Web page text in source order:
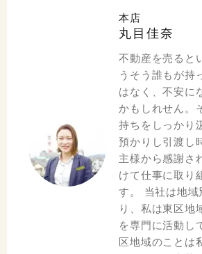
本店
丸目佳奈
不動産を売ると
うそう誰もが持
はなく、不安に
かもしれせん。
持ちをしっかり
預かりし引渡し
主様から感謝さ
けて仕事に取り
す。 当社は地域
り、私は東区地
を専門に活動し
区地域のことは